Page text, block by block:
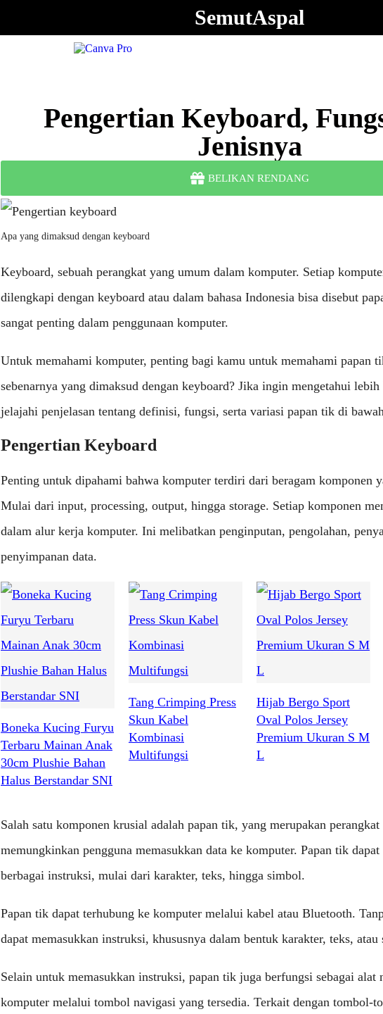
SemutAspal
Pengertian Keyboard,
Jenisnya
BELIKAN RENDANG
Apa yang dimaksud dengan keyboard
Keyboard, sebuah perangkat yang umum dalam komputer. Setiap
dilengkapi dengan keyboard atau dalam bahasa Indonesia bisa disebut
sangat penting dalam penggunaan komputer.
Untuk memahami komputer, penting bagi kamu untuk memahami papan
sebenarnya yang dimaksud dengan keyboard? Jika ingin mengetahui
jelajahi penjelasan tentang definisi, fungsi, serta variasi papan tik di
Pengertian Keyboard
Penting untuk dipahami bahwa komputer terdiri dari beragam komponen
Mulai dari input, processing, output, hingga storage. Setiap komponen
dalam alur kerja komputer. Ini melibatkan penginputan, pengolahan,
penyimpanan data.
Boneka Kucing Furyu
Terbaru Mainan Anak
30cm Plushie Bahan
Halus Berstandar SNI
Tang Crimping Press
Skun Kabel
Kombinasi
Multifungsi
Hijab Bergo Sport
Oval Polos Jersey
Premium Ukuran S M
L
Salah satu komponen krusial adalah papan tik, yang merupakan
memungkinkan pengguna memasukkan data ke komputer. Papan tik
berbagai instruksi, mulai dari karakter, teks, hingga simbol.
Papan tik dapat terhubung ke komputer melalui kabel atau Bluetooth.
dapat memasukkan instruksi, khususnya dalam bentuk karakter, teks, atau
Selain untuk memasukkan instruksi, papan tik juga berfungsi sebagai alat
komputer melalui tombol navigasi yang tersedia. Terkait dengan tombol-